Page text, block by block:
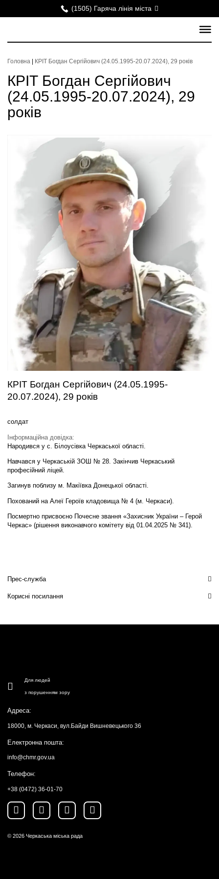
(1505) Гаряча лінія міста
Головна КРІТ Богдан Сергійович (24.05.1995-20.07.2024), 29 років
КРІТ Богдан Сергійович
(24.05.1995-20.07.2024), 29
років
КРІТ Богдан Сергійович (24.05.1995-
20.07.2024), 29 років
солдат
Інформаційна довідка:
Народився у с. Білоусівка Черкаської області.
Навчався у Черкаській ЗОШ № 28. Закінчив Черкаський
професійний ліцей.
Загинув поблизу м. Макіївка Донецької області.
Похований на Алеї Героїв кладовища № 4 (м. Черкаси).
Посмертно присвоєно Почесне звання «Захисник України – Герой
Черкас» (рішення виконавчого комітету від 01.04.2025 № 341).
Прес-служба
Корисні посилання
Для людей
з порушенням зору
Адреса:
18000, м. Черкаси, вул.Байди Вишневецького 36
Електронна пошта:
info@chmr.gov.ua
Телефон:
+38 (0472) 36-01-70
© 2026 Черкаська міська рада